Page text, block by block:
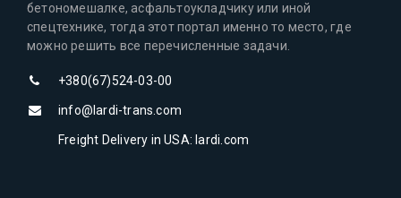
бетономешалке, асфальтоукладчику или иной
спецтехнике, тогда этот портал именно то место, где
можно решить все перечисленные задачи.
+380(67)524-03-00
info@lardi-trans.com
Freight Delivery in USA: lardi.com